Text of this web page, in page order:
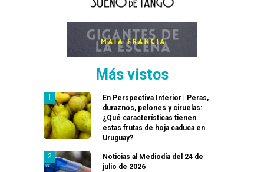
Más vistos
En Perspectiva Interior | Peras,
duraznos, pelones y ciruelas:
¿Qué características tienen
estas frutas de hoja caduca en
Uruguay?
Noticias al Mediodía del 24 de
julio de 2026